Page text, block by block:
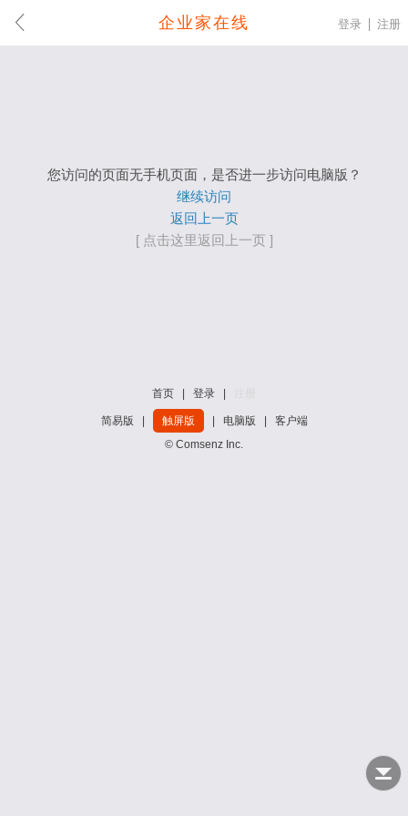
企业家在线 登录 注册
您访问的页面无手机页面，是否进一步访问电脑版？
继续访问
返回上一页
[ 点击这里返回上一页 ]
首页 登录
简易版 触屏版 电脑版
客户端
© Comsenz Inc.